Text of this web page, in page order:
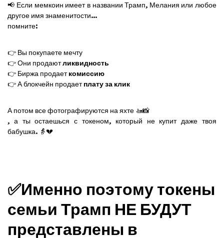
📢 Если мемкоин имеет в названии Трамп, Мелания или любое
другое имя знаменитости...
помните:
👉 Вы покупаете мечту
👉 Они продаютликвидность
👉 Биржа продаеткомиссию
👉 А блокчейн продаетплату за клик
А потом все фотографируются на яхте 🚤📸
, а ты остаешься с токеном, который не купит даже твоя
бабушка. 👵💔
✅Именно поэтому токены
семьи Трамп НЕ БУДУТ
представлены в